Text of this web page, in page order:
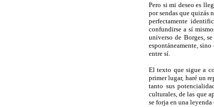
Pero si mi deseo es
por sendas que quizás
perfectamente
confundirse a sí
universo de Borges,
espontáneamente,
entre sí.
El texto que sigue a
primer lugar, haré un
tanto sus
culturales, de las que
se forja en una leyenda